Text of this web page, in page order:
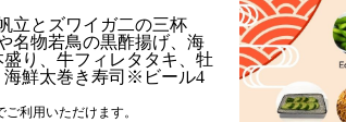
立とズワイガ二の三杯
名物若鳥の黒酢揚げ、海
り、 牛フィレタタキ、牡
海鮮太巻き寿司※ビール4
利用いただけます。